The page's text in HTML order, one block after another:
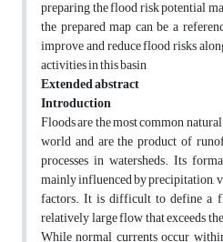
preparing the flood risk potential
the prepared map can be a
improve and reduce flood risks
activities in this basin
Extended abstract
Introduction
Floods are the most common
world and are the product of
processes in watersheds. Its
mainly influenced by precipitation,
factors. It is difficult to define a
relatively large flow that exceeds